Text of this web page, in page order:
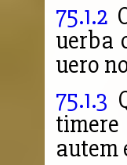
75.1.2
uerba
uero
75.1.3
autem